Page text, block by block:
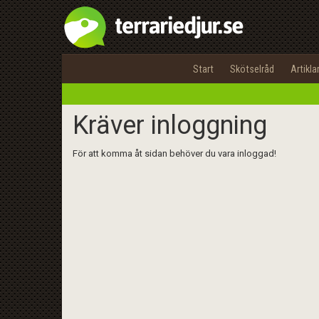
Start Skötselråd Artiklar
Kräver inloggning
För att komma åt sidan behöver du vara inloggad!